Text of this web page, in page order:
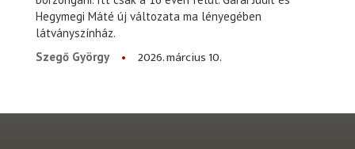
Hegymegi Máté új változata ma lényegében
látványszínház.
Szegő György
2026. március 10.